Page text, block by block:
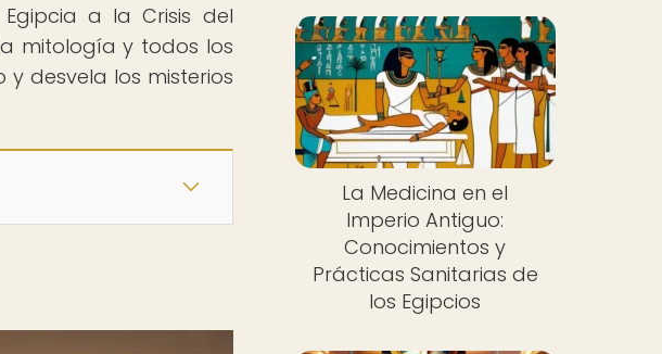
a la Crisis del
mitología y todos los
y desvela los misterios
La Medicina en el
Imperio Antiguo:
Conocimientos y
Prácticas Sanitarias de
los Egipcios